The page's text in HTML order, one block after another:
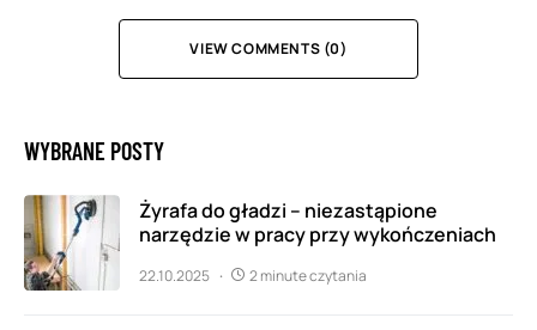
VIEW COMMENTS (0)
WYBRANE POSTY
Żyrafa do gładzi – niezastąpione
narzędzie w pracy przy wykończeniach
22.10.2025 2 minute czytania